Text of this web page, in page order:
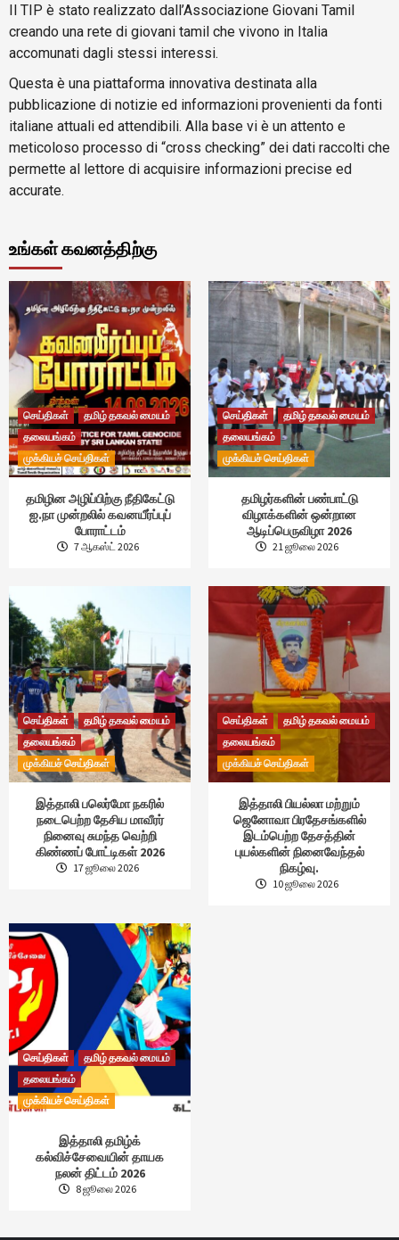
Il TIP è stato realizzato dall’Associazione Giovani Tamil
creando una rete di giovani tamil che vivono in Italia
accomunati dagli stessi interessi.
Questa è una piattaforma innovativa destinata alla
pubblicazione di notizie ed informazioni provenienti da fonti
italiane attuali ed attendibili. Alla base vi è un attento e
meticoloso processo di “cross checking” dei dati raccolti che
permette al lettore di acquisire informazioni precise ed
accurate.
உங்கள் கவனத்திற்கு
செய்திகள்
தமிழ் தகவல் மையம்
தலையங்கம்
முக்கியச் செய்திகள்
தமிழின அழிப்பிற்கு நீதிகேட்டு
ஐ.நா முன்றலில் கவனயீர்ப்புப்
போராட்டம்
7 ஆகஸ்ட் 2026
செய்திகள்
தமிழ் தகவல் மையம்
தலையங்கம்
முக்கியச் செய்திகள்
தமிழர்களின் பண்பாட்டு
விழாக்களின் ஒன்றான
ஆடிப்பெருவிழா 2026
21 ஜூலை 2026
செய்திகள்
தமிழ் தகவல் மையம்
தலையங்கம்
முக்கியச் செய்திகள்
இத்தாலி பலெர்மோ நகரில்
நடைபெற்ற தேசிய மாவீரர்
நினைவு சுமந்த வெற்றி
கிண்ணப் போட்டிகள் 2026
17 ஜூலை 2026
செய்திகள்
தமிழ் தகவல் மையம்
தலையங்கம்
முக்கியச் செய்திகள்
இத்தாலி பியல்லா மற்றும்
ஜெனோவா பிரதேசங்களில்
இடம்பெற்ற தேசத்தின்
புயல்களின் நினைவேந்தல்
நிகழ்வு.
10 ஜூலை 2026
செய்திகள்
தமிழ் தகவல் மையம்
தலையங்கம்
முக்கியச் செய்திகள்
இத்தாலி தமிழ்க்
கல்விச்சேவையின் தாயக
நலன் திட்டம் 2026
8 ஜூலை 2026